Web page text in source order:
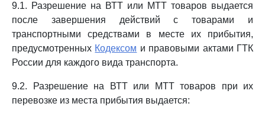
9.1. Разрешение на ВТТ или МТТ товаров выдается
после завершения действий с товарами и
транспортными средствами в месте их прибытия,
предусмотренных Кодексом и правовыми актами ГТК
России для каждого вида транспорта.
9.2. Разрешение на ВТТ или МТТ товаров при их
перевозке из места прибытия выдается: